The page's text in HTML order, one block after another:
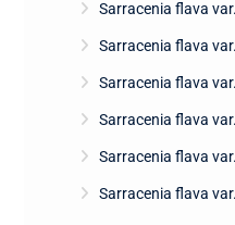
Sarracenia flava
Sarracenia flava
Sarracenia flava
Sarracenia flava
Sarracenia flava
Sarracenia flava